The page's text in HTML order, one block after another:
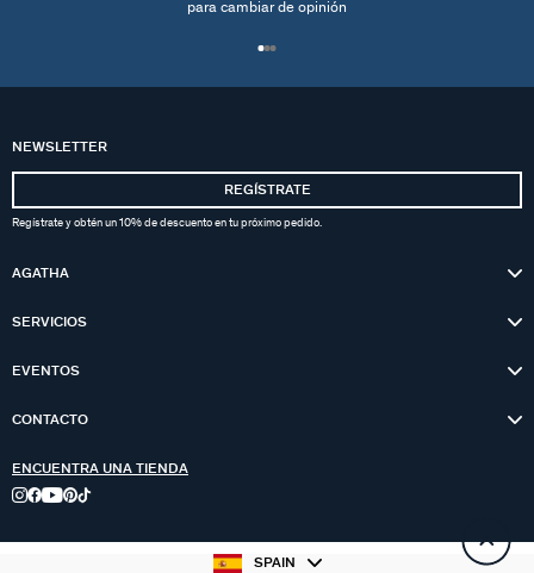
para cambiar de opinión
NEWSLETTER
REGÍSTRATE
Regístrate y obtén un 10% de descuento en tu próximo pedido.
AGATHA
SERVICIOS
EVENTOS
CONTACTO
ENCUENTRA UNA TIENDA
SPAIN